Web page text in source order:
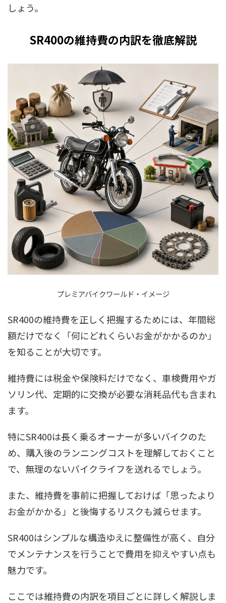
しょう。
SR400の維持費の内訳を徹底解説
プレミアバイクワールド・イメージ
SR400の維持費を正しく把握するためには、年間総
額だけでなく「何にどれくらいお金がかかるのか」
を知ることが大切です。
維持費には税金や保険料だけでなく、車検費用やガ
ソリン代、定期的に交換が必要な消耗品代も含まれ
ます。
特にSR400は長く乗るオーナーが多いバイクのた
め、購入後のランニングコストを理解しておくこと
で、無理のないバイクライフを送れるでしょう。
また、維持費を事前に把握しておけば「思ったより
お金がかかる」と後悔するリスクも減らせます。
SR400はシンプルな構造ゆえに整備性が高く、自分
でメンテナンスを行うことで費用を抑えやすい点も
魅力です。
ここでは維持費の内訳を項目ごとに詳しく解説しま